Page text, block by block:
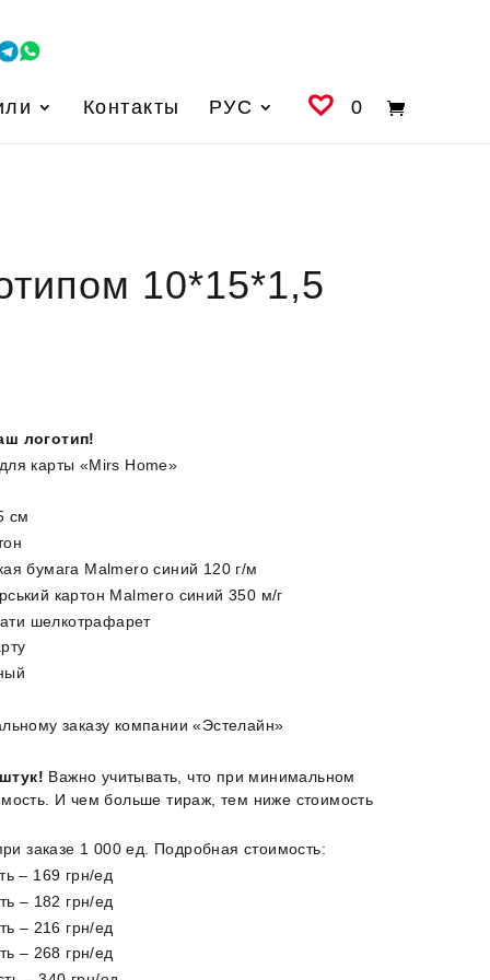
Контакты РУС 0
10*15*1,5
логотип!
карты «Mirs Home»
см
бумага Malmero синий 120 г/м
картон Malmero синий 350 м/г
шелкотрафарет
заказу компании «Эстелайн»
Важно учитывать, что при минимальном
И чем больше тираж, тем ниже стоимость
заказе 1 000 ед. Подробная стоимость:
– 169 грн/ед
– 182 грн/ед
– 216 грн/ед
– 268 грн/ед